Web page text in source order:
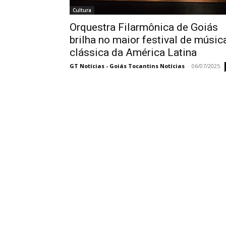
Cultura
Orquestra Filarmônica de Goiás
brilha no maior festival de
clássica da América Latina
GT Notícias - Goiás Tocantins Notícias - 06/07/2025